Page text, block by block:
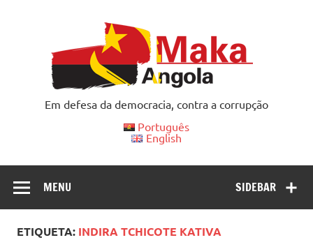
Em defesa da democracia, contra a corrupção
Português
English
SIDEBAR
MENU
ETIQUETA: INDIRA TCHICOTE KATIVA